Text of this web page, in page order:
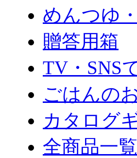
めんつゆ
贈答用箱
TV・SNS
ごはんの
カタログ
全商品一覧